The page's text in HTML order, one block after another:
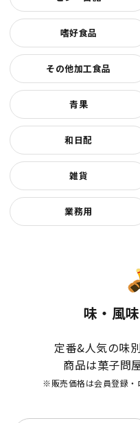
嗜好食品
その他加工食品
青果
和日配
雑貨
業務用
味・風
定番&人気の味
商品は菓子問
※販売価格は会員登録・